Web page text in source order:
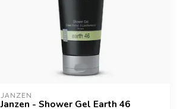
JANZEN
Janzen - Shower Gel Earth 46